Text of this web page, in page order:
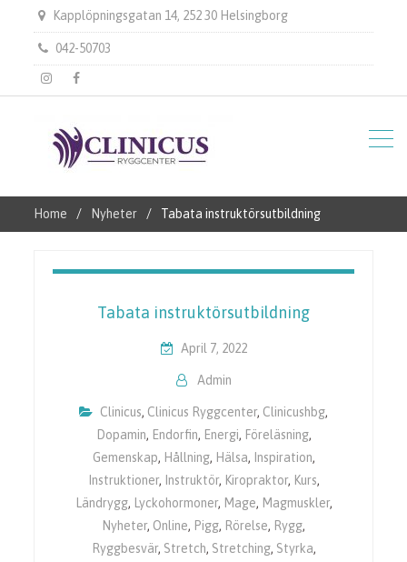
Kapplöpningsgatan 14, 252 30 Helsingborg
042-50703
instagramFacebook
Home Nyheter Tabata instruktörsutbildning
Tabata instruktörsutbildning
April 7, 2022
Admin
Clinicus, Clinicus Ryggcenter, Clinicushbg,
Dopamin, Endorfin, Energi, Föreläsning,
Gemenskap, Hållning, Hälsa, Inspiration,
Instruktioner, Instruktör, Kiropraktor, Kurs,
Ländrygg, Lyckohormoner, Mage, Magmuskler,
Nyheter, Online, Pigg, Rörelse, Rygg,
Ryggbesvär, Stretch, Stretching, Styrka,